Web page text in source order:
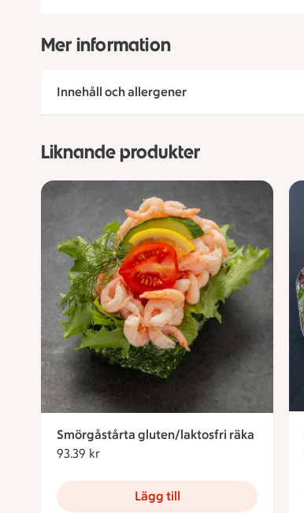
Mer information
Innehåll och allergener
Liknande produkter
Smörgåstårta gluten/laktosfri räka
93.39 kr
Lägg till